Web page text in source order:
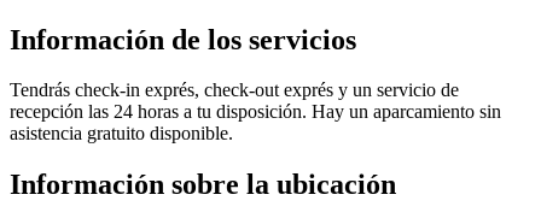
Información de los servicios
Tendrás check-in exprés, check-out exprés y un servicio de
recepción las 24 horas a tu disposición. Hay un aparcamiento sin
asistencia gratuito disponible.
Información sobre la ubicación